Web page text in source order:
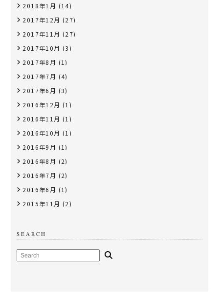
2018年1月 (14)
2017年12月 (27)
2017年11月 (27)
2017年10月 (3)
2017年8月 (1)
2017年7月 (4)
2017年6月 (3)
2016年12月 (1)
2016年11月 (1)
2016年10月 (1)
2016年9月 (1)
2016年8月 (2)
2016年7月 (2)
2016年6月 (1)
2015年11月 (2)
SEARCH